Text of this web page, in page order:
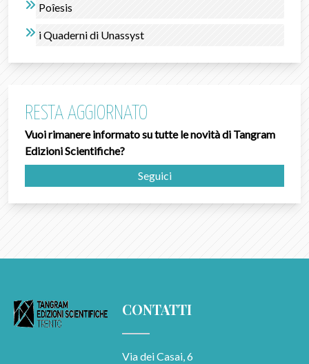
Poîesis
i Quaderni di Unassyst
RESTA AGGIORNATO
Vuoi rimanere informato su tutte le novità di Tangram
Edizioni Scientifiche?
Seguici
CONTATTI
Via dei Casai, 6